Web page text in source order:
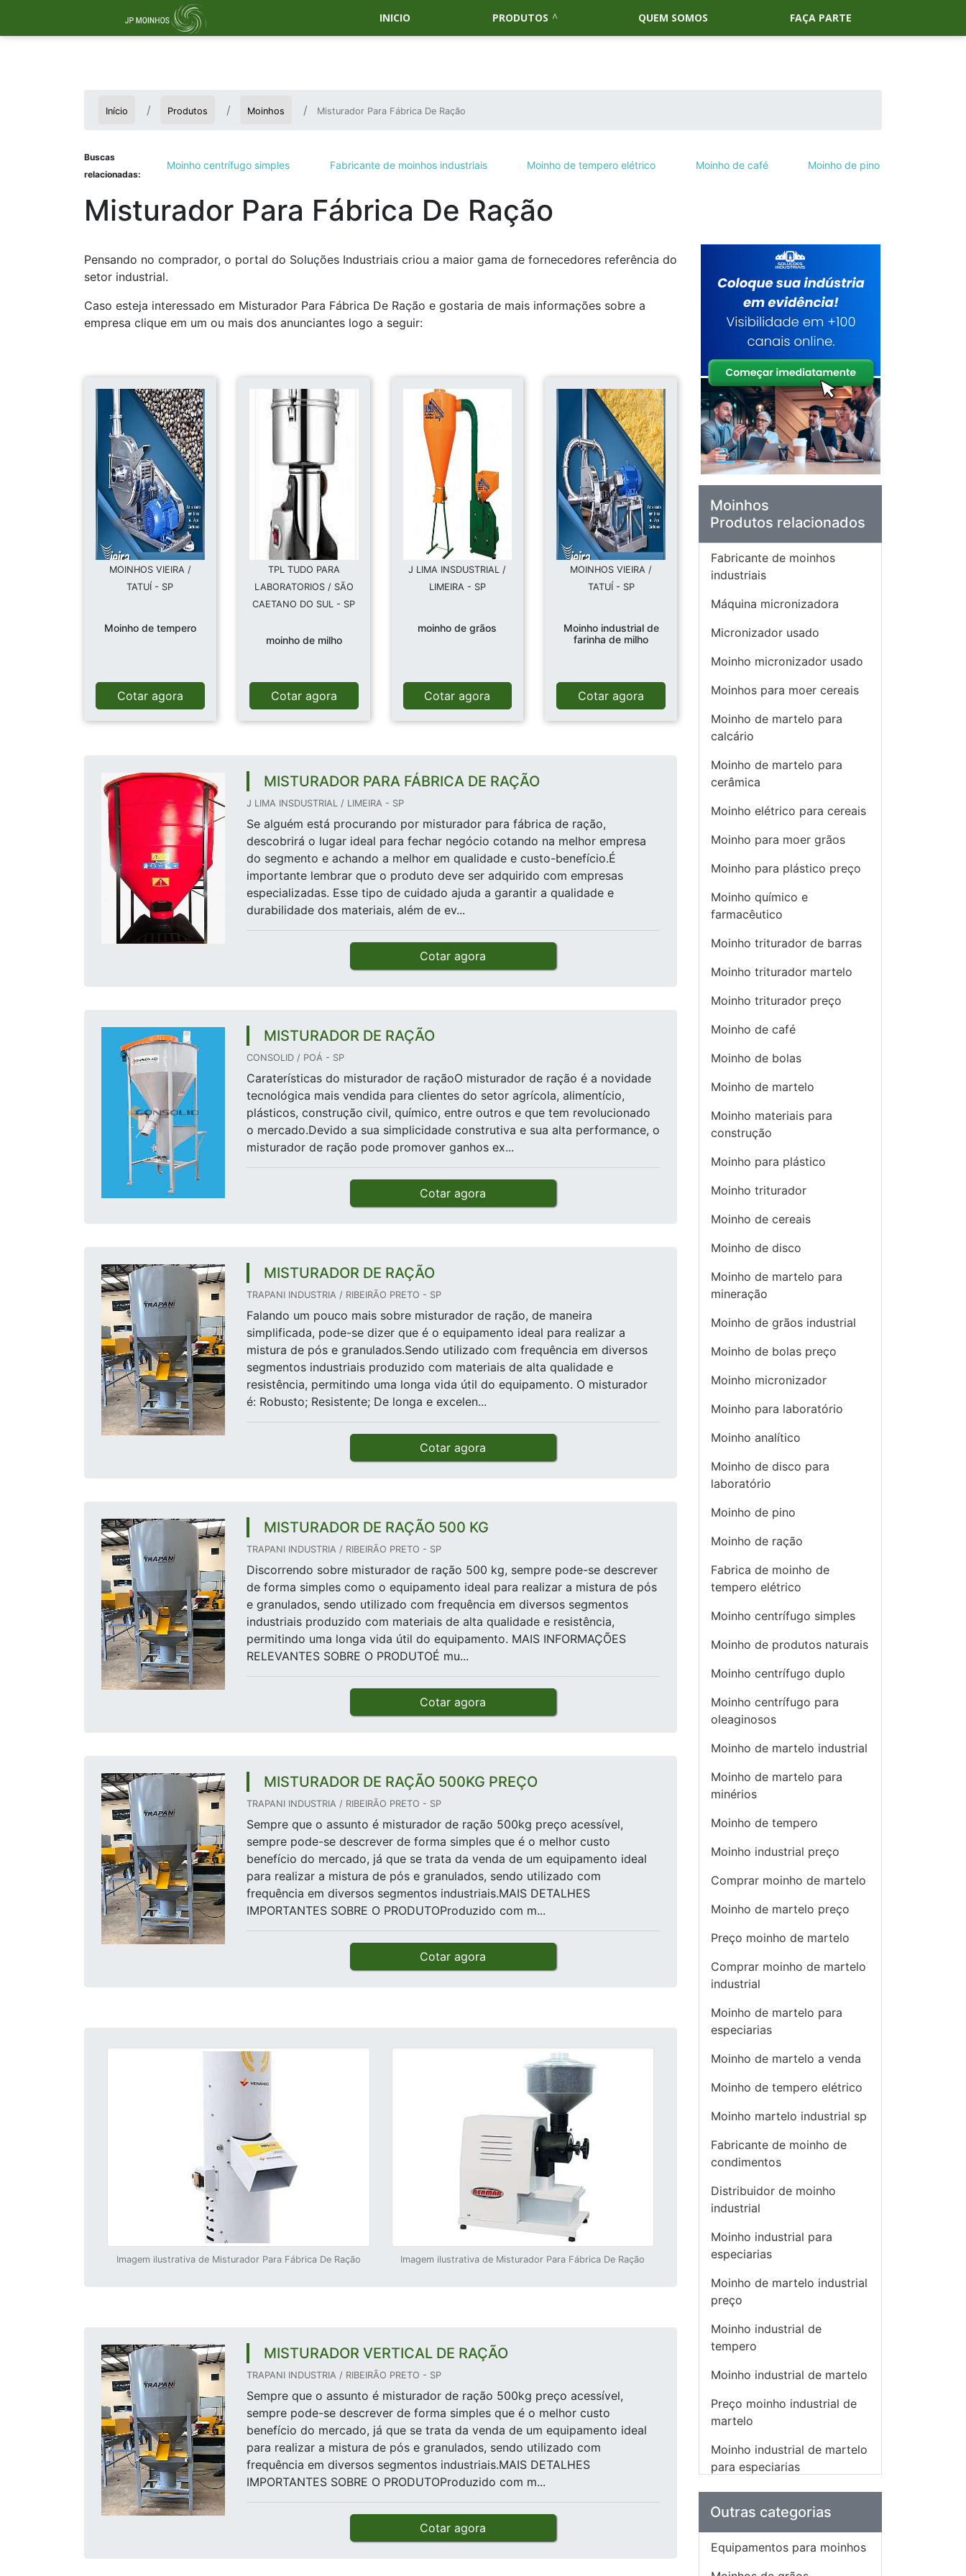
INICIO PRODUTOS QUEM SOMOS FAÇA PARTE
Início Produtos Moinhos Misturador Para Fábrica De Ração
Buscas
relacionadas:
Moinho centrífugo simples Fabricante de moinhos industriais Moinho de tempero elétrico Moinho de café Moinho de pino
Misturador Para Fábrica De Ração
Pensando no comprador, o portal do Soluções Industriais criou a maior gama de fornecedores referência do
setor industrial.
Caso esteja interessado em Misturador Para Fábrica De Ração e gostaria de mais informações sobre a
empresa clique em um ou mais dos anunciantes logo a seguir:
MOINHOS VIEIRA /
TATUÍ - SP
Moinho de tempero
Cotar agora
TPL TUDO PARA
LABORATORIOS / SÃO
CAETANO DO SUL - SP
moinho de milho
Cotar agora
J LIMA INSDUSTRIAL /
LIMEIRA - SP
moinho de grãos
Cotar agora
MOINHOS VIEIRA /
TATUÍ - SP
Moinho industrial de
farinha de milho
Cotar agora
MISTURADOR PARA FÁBRICA DE RAÇÃO
J LIMA INSDUSTRIAL / LIMEIRA - SP
Se alguém está procurando por misturador para fábrica de ração,
descobrirá o lugar ideal para fechar negócio cotando na melhor empresa
do segmento e achando a melhor em qualidade e custo-benefício.É
importante lembrar que o produto deve ser adquirido com empresas
especializadas. Esse tipo de cuidado ajuda a garantir a qualidade e
durabilidade dos materiais, além de ev...
Cotar agora
MISTURADOR DE RAÇÃO
CONSOLID / POÁ - SP
Caraterísticas do misturador de raçãoO misturador de ração é a novidade
tecnológica mais vendida para clientes do setor agrícola, alimentício,
plásticos, construção civil, químico, entre outros e que tem revolucionado
o mercado.Devido a sua simplicidade construtiva e sua alta performance, o
misturador de ração pode promover ganhos ex...
Cotar agora
MISTURADOR DE RAÇÃO
TRAPANI INDUSTRIA / RIBEIRÃO PRETO - SP
Falando um pouco mais sobre misturador de ração, de maneira
simplificada, pode-se dizer que é o equipamento ideal para realizar a
mistura de pós e granulados.Sendo utilizado com frequência em diversos
segmentos industriais produzido com materiais de alta qualidade e
resistência, permitindo uma longa vida útil do equipamento. O misturador
é: Robusto; Resistente; De longa e excelen...
Cotar agora
MISTURADOR DE RAÇÃO 500 KG
TRAPANI INDUSTRIA / RIBEIRÃO PRETO - SP
Discorrendo sobre misturador de ração 500 kg, sempre pode-se descrever
de forma simples como o equipamento ideal para realizar a mistura de pós
e granulados, sendo utilizado com frequência em diversos segmentos
industriais produzido com materiais de alta qualidade e resistência,
permitindo uma longa vida útil do equipamento. MAIS INFORMAÇÕES
RELEVANTES SOBRE O PRODUTOÉ mu...
Cotar agora
MISTURADOR DE RAÇÃO 500KG PREÇO
TRAPANI INDUSTRIA / RIBEIRÃO PRETO - SP
Sempre que o assunto é misturador de ração 500kg preço acessível,
sempre pode-se descrever de forma simples que é o melhor custo
benefício do mercado, já que se trata da venda de um equipamento ideal
para realizar a mistura de pós e granulados, sendo utilizado com
frequência em diversos segmentos industriais.MAIS DETALHES
IMPORTANTES SOBRE O PRODUTOProduzido com m...
Cotar agora
Imagem ilustrativa de Misturador Para Fábrica De Ração Imagem ilustrativa de Misturador Para Fábrica De Ração
MISTURADOR VERTICAL DE RAÇÃO
TRAPANI INDUSTRIA / RIBEIRÃO PRETO - SP
Sempre que o assunto é misturador de ração 500kg preço acessível,
sempre pode-se descrever de forma simples que é o melhor custo
benefício do mercado, já que se trata da venda de um equipamento ideal
para realizar a mistura de pós e granulados, sendo utilizado com
frequência em diversos segmentos industriais.MAIS DETALHES
IMPORTANTES SOBRE O PRODUTOProduzido com m...
Cotar agora
Moinhos
Produtos relacionados
Fabricante de moinhos
industriais
Máquina micronizadora
Micronizador usado
Moinho micronizador usado
Moinhos para moer cereais
Moinho de martelo para
calcário
Moinho de martelo para
cerâmica
Moinho elétrico para cereais
Moinho para moer grãos
Moinho para plástico preço
Moinho químico e
farmacêutico
Moinho triturador de barras
Moinho triturador martelo
Moinho triturador preço
Moinho de café
Moinho de bolas
Moinho de martelo
Moinho materiais para
construção
Moinho para plástico
Moinho triturador
Moinho de cereais
Moinho de disco
Moinho de martelo para
mineração
Moinho de grãos industrial
Moinho de bolas preço
Moinho micronizador
Moinho para laboratório
Moinho analítico
Moinho de disco para
laboratório
Moinho de pino
Moinho de ração
Fabrica de moinho de
tempero elétrico
Moinho centrífugo simples
Moinho de produtos naturais
Moinho centrífugo duplo
Moinho centrífugo para
oleaginosos
Moinho de martelo industrial
Moinho de martelo para
minérios
Moinho de tempero
Moinho industrial preço
Comprar moinho de martelo
Moinho de martelo preço
Preço moinho de martelo
Comprar moinho de martelo
industrial
Moinho de martelo para
especiarias
Moinho de martelo a venda
Moinho de tempero elétrico
Moinho martelo industrial sp
Fabricante de moinho de
condimentos
Distribuidor de moinho
industrial
Moinho industrial para
especiarias
Moinho de martelo industrial
preço
Moinho industrial de
tempero
Moinho industrial de martelo
Preço moinho industrial de
martelo
Moinho industrial de martelo
para especiarias
Mini Fábrica De Ração
Mini Fábrica De Ração
Animal
Misturador De Ração
Outras categorias
Equipamentos para moinhos